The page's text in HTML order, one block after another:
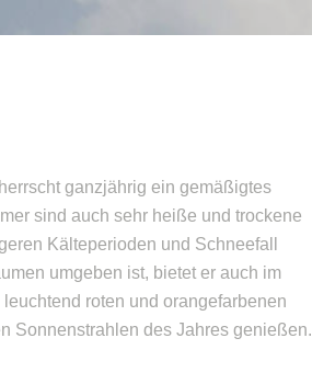
ganzjährig ein gemäßigtes
sind auch sehr heiße und trockene
Kälteperioden und Schneefall
umgeben ist, bietet er auch im
roten und orangefarbenen
Sonnenstrahlen des Jahres genießen.